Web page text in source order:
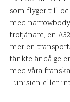
som flyger till
med
trotjänare, en
mer en
tänkte ändå ge
med våra
Tunisien eller